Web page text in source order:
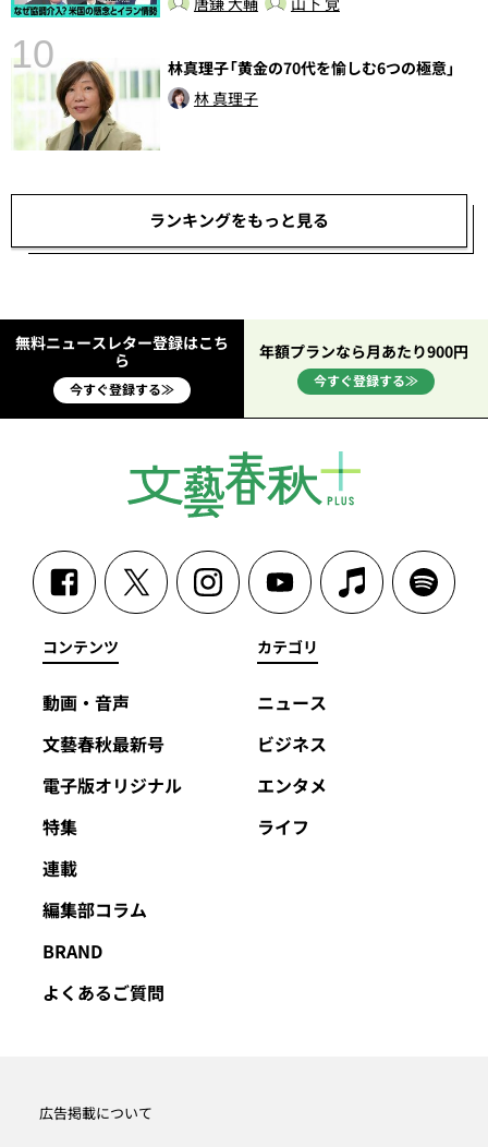
10
林真理子「黄金の70代を愉しむ6つの極意」
林 真理子
ランキングをもっと見る
無料ニュースレター登録はこち
ら
今すぐ登録する≫
年額プランなら月あたり900円
今すぐ登録する≫
コンテンツ
動画・音声
文藝春秋最新号
電子版オリジナル
特集
連載
編集部コラム
BRAND
よくあるご質問
カテゴリ
ニュース
ビジネス
エンタメ
ライフ
広告掲載について